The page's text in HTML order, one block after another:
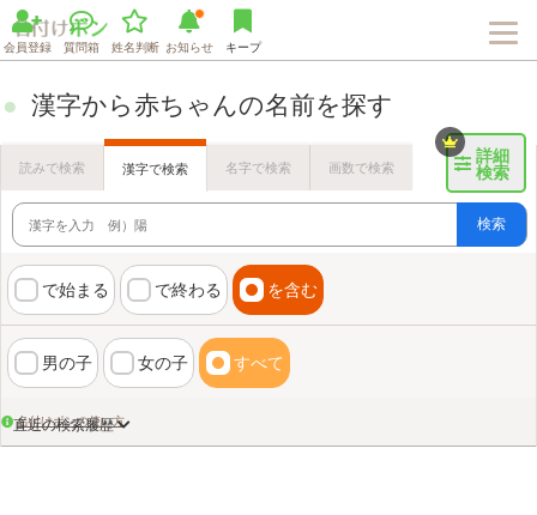
会員登録 質問箱 姓名判断 お知らせ キープ
漢字から赤ちゃんの名前を探す
詳細
検索
読みで検索 漢字で検索 名字で検索 画数で検索
検索
で始まる で終わる を含む
男の子 女の子 すべて
名付けポンの使い方
直近の検索履歴